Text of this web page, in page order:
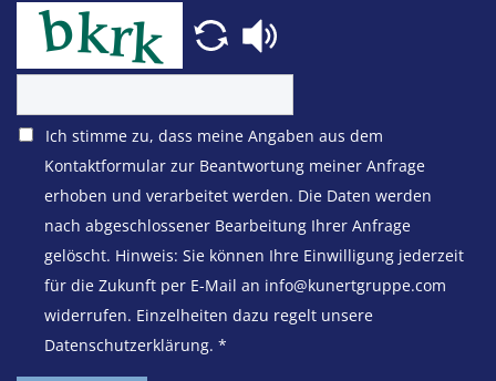
Ich stimme zu, dass meine Angaben aus dem
Kontaktformular zur Beantwortung meiner Anfrage
erhoben und verarbeitet werden. Die Daten werden
nach abgeschlossener Bearbeitung Ihrer Anfrage
gelöscht. Hinweis: Sie können Ihre Einwilligung jederzeit
für die Zukunft per E-Mail an info@kunertgruppe.com
widerrufen. Einzelheiten dazu regelt unsere
Datenschutzerklärung. *